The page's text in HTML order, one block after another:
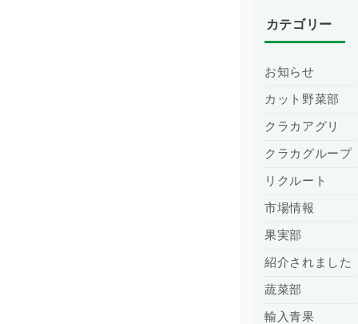
カテゴリー
お知らせ
カット野菜部
クラカアグリ
クラカグループ
リクルート
市場情報
果実部
紹介されました
蔬菜部
輸入青果